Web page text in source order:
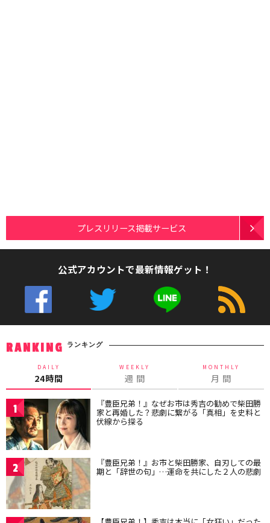
プレスリリース掲載サービス
公式アカウントで最新情報ゲット！
RANKING ランキング
DAILY
24時間
WEEKLY
週 間
MONTHLY
月 間
1 『豊臣兄弟！』なぜお市は秀吉の勧めで柴田勝
家と再婚した？悲劇に繋がる「真相」を史料と
伏線から探る
2 『豊臣兄弟！』お市と柴田勝家、自刃しての最
期と「辞世の句」…運命を共にした２人の悲劇